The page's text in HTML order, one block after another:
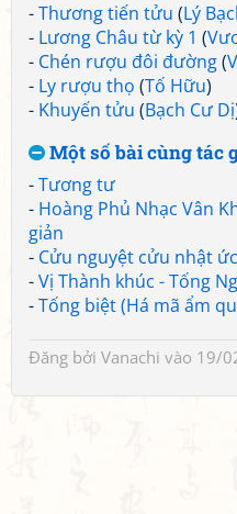
-Thương tiến tửu (Lý
- Lương Châu từ kỳ 1 (
- Chén rượu đôi đường(
- Ly rượu thọ (Tố Hữu)
- Khuyến tửu (Bạch Cư Dị
Một số bài cùng tác
-Tương tư
- Hoàng Phủ Nhạc Vân
giản
- Cửu nguyệt cửu nhật
-Vị Thành khúc - Tống
-Tống biệt (Há mã ẩm
Đăng bởi Vanachi vào 19/